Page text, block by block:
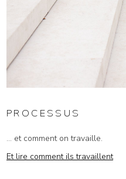
PROCESSUS
... et comment on travaille.
Et lire comment ils travaillent